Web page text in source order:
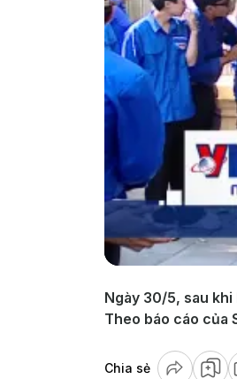
Ngày 30/5, sau
Theo báo cáo của
Chia sẻ